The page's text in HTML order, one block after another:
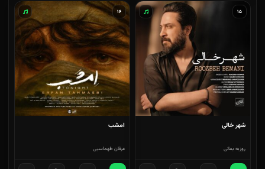
۱۵
شهر خالی
روزبه بمانی
۱۶
امشب
عرفان طهماسبی